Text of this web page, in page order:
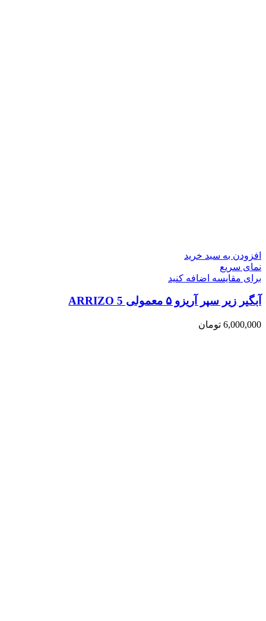
افزودن به سبد خرید
نمای سریع
برای مقایسه اضافه کنید
آبگیر زیر سپر آریزو ۵ معمولی ARRIZO 5
6,000,000 تومان